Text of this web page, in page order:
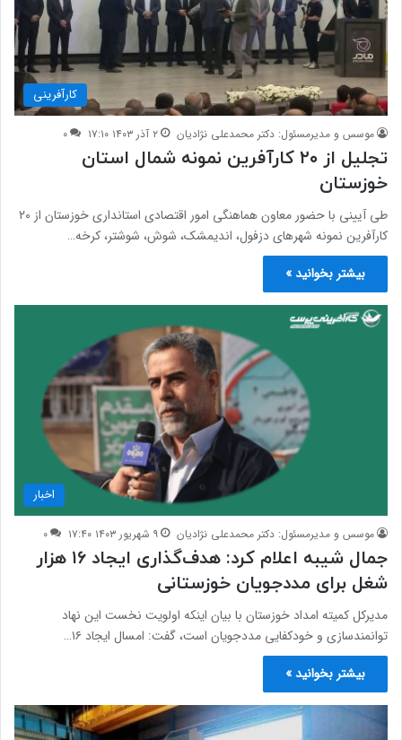
کارآفرینی
موسس و مدیرمسئول: دکتر محمدعلی نژادیان ۲ آذر ۱۴۰۳ ۱۷:۱۰ ۰
تجلیل از ۲۰ کارآفرین نمونه شمال استان
خوزستان
طی آیینی با حضور معاون هماهنگی امور اقتصادی استانداری خوزستان از ۲۰
کارآفرین نمونه شهرهای دزفول، اندیمشک، شوش، شوشتر، کرخه…
بیشتر بخوانید »
اخبار
موسس و مدیرمسئول: دکتر محمدعلی نژادیان ۹ شهریور ۱۴۰۳ ۱۷:۴۰ ۰
جمال شیبه اعلام کرد: هدف‌گذاری ایجاد ۱۶ هزار
شغل برای مددجویان خوزستانی
مدیرکل کمیته امداد خوزستان با بیان اینکه اولویت نخست این نهاد
توانمندسازی و خودکفایی مددجویان است، گفت: امسال ایجاد ۱۶…
بیشتر بخوانید »